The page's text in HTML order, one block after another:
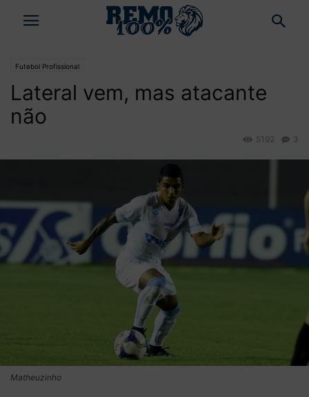
Futebol Profissional
Lateral vem, mas atacante
não
3
5192
Matheuzinho